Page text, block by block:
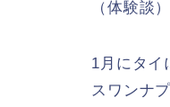
（体験談）
1月にタイ
スワンナ